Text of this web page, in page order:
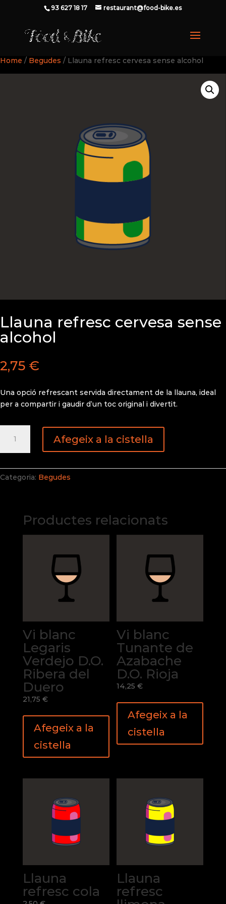
93 627 18 17 restaurant@food-bike.es
Home / Begudes / Llauna refresc cervesa sense alcohol
Llauna refresc cervesa sense
alcohol
2,75 €
Una opció refrescant servida directament de la llauna, ideal
per a compartir i gaudir d’un toc original i divertit.
Llauna
cervesa
Afegeix a la cistella
Categoria: Begudes
Productes relacionats
Vi blanc
Legaris
Verdejo D.O.
Ribera del
Duero
21,75 €
Afegeix a la
cistella
Vi blanc
Tunante de
Azabache
D.O. Rioja
14,25€
Afegeix a la
cistella
Llauna
refresc cola
Llauna
refresc